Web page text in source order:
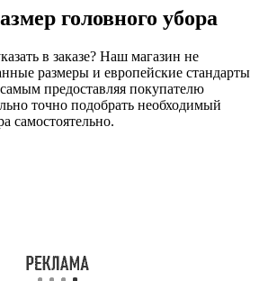
головного убора
в заказе? Наш магазин не
размеры и европейские стандарты
предоставляя покупателю
точно подобрать необходимый
самостоятельно.